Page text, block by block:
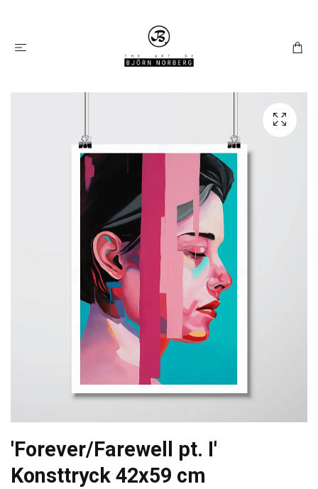
'Forever/Farewell pt. I'
Konsttryck 42x59 cm